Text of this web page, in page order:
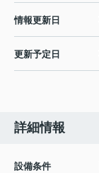
情報更新日
更新予定日
詳細情報
設備条件